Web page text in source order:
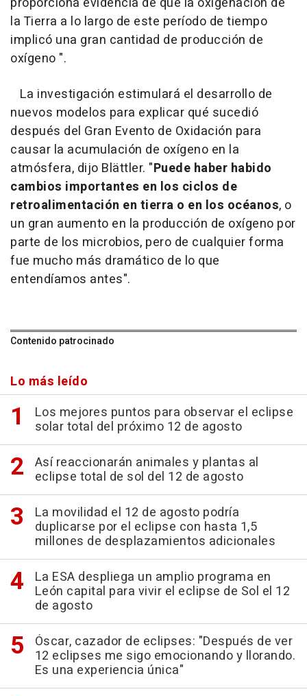
la Tierra a lo largo de este período de tiempo
implicó una gran cantidad de producción de
oxígeno ".
La investigación estimulará el desarrollo de
nuevos modelos para explicar qué sucedió
después del Gran Evento de Oxidación para
causar la acumulación de oxígeno en la
atmósfera, dijo Blättler. "Puede haber habido
cambios importantes en los ciclos de
retroalimentación en tierra o en los océanos, o
un gran aumento en la producción de oxígeno por
parte de los microbios, pero de cualquier forma
fue mucho más dramático de lo que
entendíamos antes".
Contenido patrocinado
Lo más leído
Los mejores puntos para observar el eclipse
solar total del próximo 12 de agosto
Así reaccionarán animales y plantas al
eclipse total de sol del 12 de agosto
La movilidad el 12 de agosto podría
duplicarse por el eclipse con hasta 1,5
millones de desplazamientos adicionales
La ESA despliega un amplio programa en
León capital para vivir el eclipse de Sol el 12
de agosto
Óscar, cazador de eclipses: "Después de ver
12 eclipses me sigo emocionando y llorando.
Es una experiencia única"